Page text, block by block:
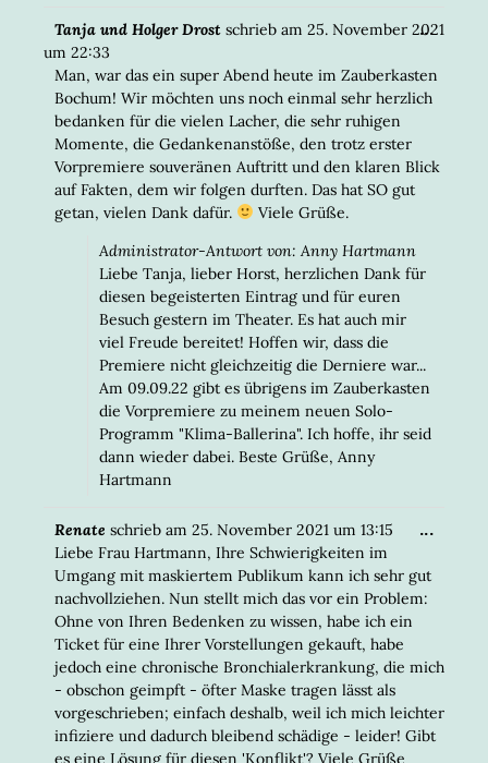
Tanja und Holger Drost schrieb am 25. November 2021
um 22:33
Man, war das ein super Abend heute im Zauberkasten
Bochum! Wir möchten uns noch einmal sehr herzlich
bedanken für die vielen Lacher, die sehr ruhigen
Momente, die Gedankenanstöße, den trotz erster
Vorpremiere souveränen Auftritt und den klaren Blick
auf Fakten, dem wir folgen durften. Das hat SO gut
getan, vielen Dank dafür.
Viele Grüße.
Administrator-Antwort von: Anny Hartmann
Liebe Tanja, lieber Horst, herzlichen Dank für
diesen begeisterten Eintrag und für euren
Besuch gestern im Theater. Es hat auch mir
viel Freude bereitet! Hoffen wir, dass die
Premiere nicht gleichzeitig die Derniere war...
Am 09.09.22 gibt es übrigens im Zauberkasten
die Vorpremiere zu meinem neuen Solo-
Programm "Klima-Ballerina". Ich hoffe, ihr seid
dann wieder dabei. Beste Grüße, Anny
Hartmann
...DIESE
EIN-/
Renate schrieb am 25. November 2021 um 13:15
Liebe Frau Hartmann, Ihre Schwierigkeiten im
Umgang mit maskiertem Publikum kann ich sehr gut
nachvollziehen. Nun stellt mich das vor ein Problem:
Ohne von Ihren Bedenken zu wissen, habe ich ein
Ticket für eine Ihrer Vorstellungen gekauft, habe
jedoch eine chronische Bronchialerkrankung, die mich
- obschon geimpft - öfter Maske tragen lässt als
vorgeschrieben; einfach deshalb, weil ich mich leichter
infiziere und dadurch bleibend schädige - leider! Gibt
es eine Lösung für diesen 'Konflikt'? Viele Grüße
...DIESE